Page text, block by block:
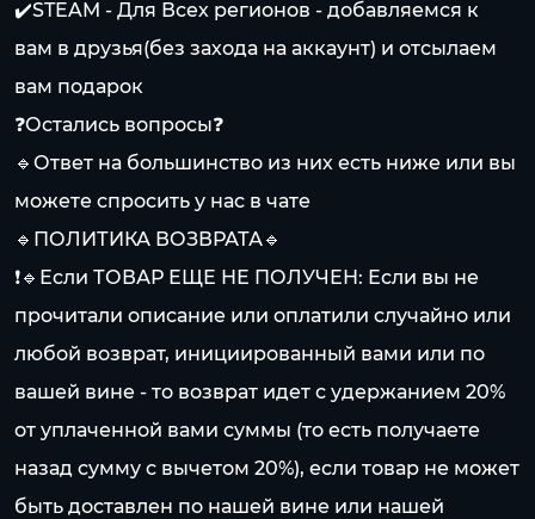
✔️STEAM - Для Всех регионов - добавляемся к
вам в друзья(без захода на аккаунт) и отсылаем
вам подарок
❓Остались вопросы❓
🔹Ответ на большинство из них есть ниже или вы
можете спросить у нас в чате
🔹ПОЛИТИКА ВОЗВРАТА🔹
❗🔹Если ТОВАР ЕЩЕ НЕ ПОЛУЧЕН: Если вы не
прочитали описание или оплатили случайно или
любой возврат, инициированный вами или по
вашей вине - то возврат идет с удержанием 20%
от уплаченной вами суммы (то есть получаете
назад сумму с вычетом 20%), если товар не может
быть доставлен по нашей вине или нашей